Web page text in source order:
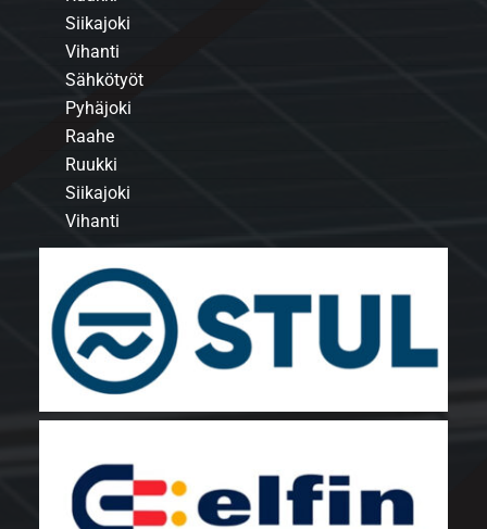
Siikajoki
Vihanti
Sähkötyöt
Pyhäjoki
Raahe
Ruukki
Siikajoki
Vihanti